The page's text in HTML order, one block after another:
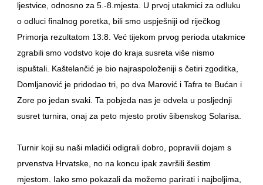
ljestvice, odnosno za 5.-8.mjesta. U prvoj utakmici za odluku
o odluci finalnog poretka, bili smo uspješniji od riječkog
Primorja rezultatom 13:8. Već tijekom prvog perioda utakmice
zgrabili smo vodstvo koje do kraja susreta više nismo
ispuštali. Kaštelančić je bio najraspoloženiji s četiri zgoditka,
Domljanović je pridodao tri, po dva Marović i Tafra te Bućan i
Zore po jedan svaki. Ta pobjeda nas je odvela u posljednji
susret turnira, onaj za peto mjesto protiv šibenskog Solarisa.
Turnir koji su naši mladići odigrali dobro, popravili dojam s
prvenstva Hrvatske, no na koncu ipak završili šestim
mjestom. Iako smo pokazali da možemo parirati i najboljima,